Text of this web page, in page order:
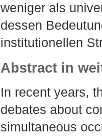
weniger als
dessen
institutionellen
Abstract in
In recent years,
debates about
simultaneous